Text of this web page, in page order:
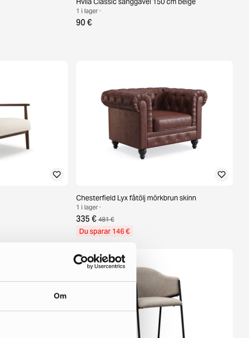
Om
1 i lager ·
90 €
Chesterfield Lyx fåtölj mörkbrun skinn
1 i lager ·
335 € 481 €
Du sparar 146 €